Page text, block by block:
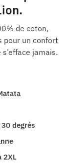
de coton,
pour un confort
jamais.
degrés
2XL